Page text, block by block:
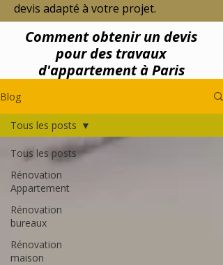
devis adapté à votre projet.
Comment obtenir un devis
pour des travaux
d'appartement à Paris
Blog
Tous les posts
Rénovation
Appartement
Rénovation
bureaux
Rénovation
maison
Tous les posts